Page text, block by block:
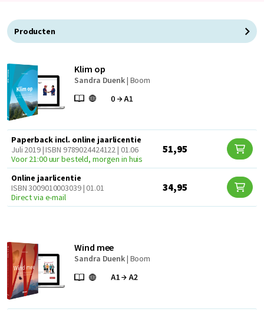
Producten
Klim op
Sandra Duenk| Boom
Paperback incl. online jaarlicentie
Juli 2019 | ISBN 9789024424122 | 01.06
Voor 21:00 uur besteld, morgen in huis
51,95
Online jaarlicentie
ISBN 3009010003039 | 01.01
Direct via e-mail
34,95
Wind mee
Sandra Duenk| Boom